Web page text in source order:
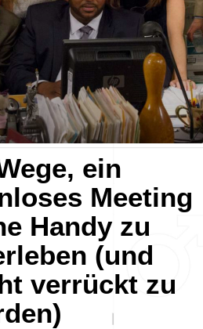
ein
Meeting
Handy zu
(und
verrückt zu